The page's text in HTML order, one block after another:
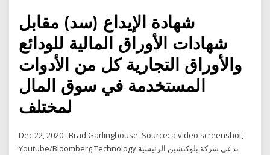
شهادة الإيداع (سد) مقابل
شهادات الأوراق المالية للودائع
والأوراق التجارية كل من الأدوات
المستخدمة في سوق المال
لمختلف
Dec 22, 2020 · Brad Garlinghouse. Source: a video screenshot,
Youtube/Bloomberg Technology تدعي شركة بلوكتشين الرئيسية